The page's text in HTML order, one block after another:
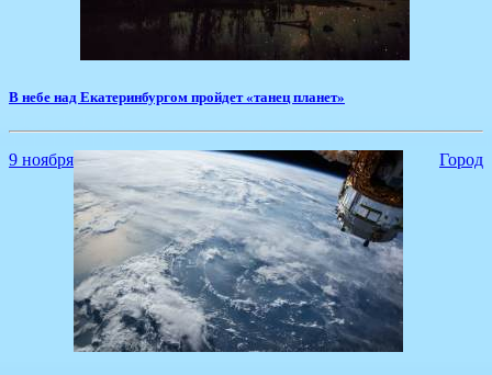
В небе над Екатеринбургом пройдет «танец планет»
9 ноября Город